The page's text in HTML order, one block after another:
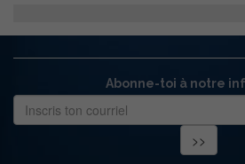
Abonne-toi à notre